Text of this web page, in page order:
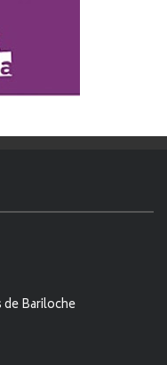
de Bariloche